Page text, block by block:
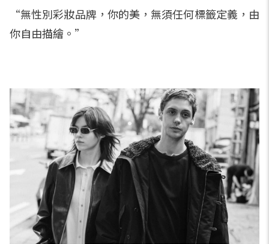
“無性別彩妝品牌，你的美，無須任何標籤定義，由
你自由描繪。”